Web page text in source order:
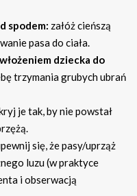
spodem: załóż cieńszą
pasa do ciała.
dziecka do
trzymania grubych ubrań
je tak, by nie powstał
się, że pasy/uprząż
luzu (w praktyce
i obserwacją